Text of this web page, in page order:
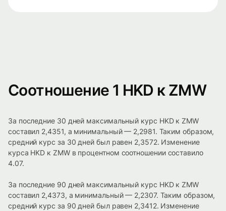
Соотношение 1 HKD к ZMW
За последние 30 дней максимальный курс HKD к ZMW
составил 2,4351, а минимальный — 2,2981. Таким образом,
средний курс за 30 дней был равен 2,3572. Изменение
курса HKD к ZMW в процентном соотношении составило
4.07.
За последние 90 дней максимальный курс HKD к ZMW
составил 2,4373, а минимальный — 2,2307. Таким образом,
средний курс за 90 дней был равен 2,3412. Изменение